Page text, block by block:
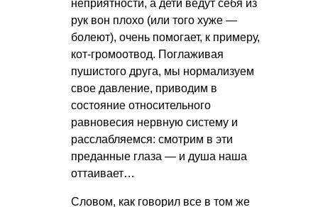
неприятности, а дети ведут себя из
рук вон плохо (или того хуже —
болеют), очень помогает, к примеру,
кот-громоотвод. Поглаживая
пушистого друга, мы нормализуем
свое давление, приводим в
состояние относительного
равновесия нервную систему и
расслабляемся: смотрим в эти
преданные глаза — и душа наша
оттаивает…
Словом, как говорил все в том же